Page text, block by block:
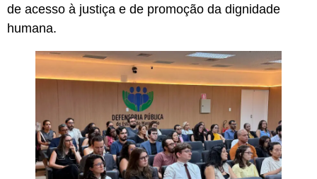
de acesso à justiça e de promoção da dignidade
humana.